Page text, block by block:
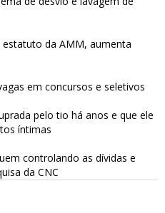
da AMM, aumenta
em concursos e seletivos
pelo tio há anos e que ele
íntimas
controlando as dívidas e
da CNC